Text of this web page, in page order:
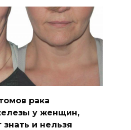
рака
у женщин,
и нельзя